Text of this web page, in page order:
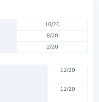
10/20
8/20
2/20
12/20
12/20